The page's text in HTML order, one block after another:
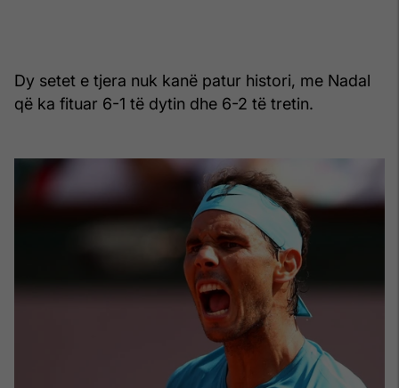
Dy setet e tjera nuk kanë patur histori, me Nadal
që ka fituar 6-1 të dytin dhe 6-2 të tretin.